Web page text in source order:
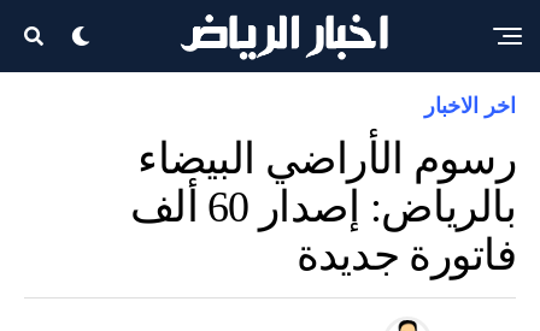
اخر الاخبار
رسوم الأراضي البيضاء
بالرياض: إصدار 60 ألف
فاتورة جديدة